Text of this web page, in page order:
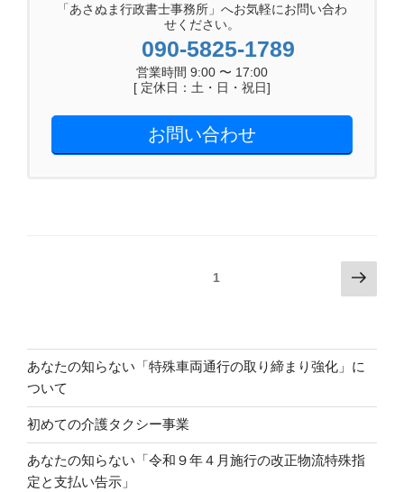
「あさぬま行政書士事務所」へお気軽にお問い合わ
せください。
090-5825-1789
営業時間 9:00 〜 17:00
[ 定休日：土・日・祝日]
お問い合わせ
ペ
ー
ジ
送
り
1
次
の
ジ
あなたの知らない「特殊車両通行の取り締まり強化」に
ついて
初めての介護タクシー事業
あなたの知らない「令和９年４月施行の改正物流特殊指
定と支払い告示」